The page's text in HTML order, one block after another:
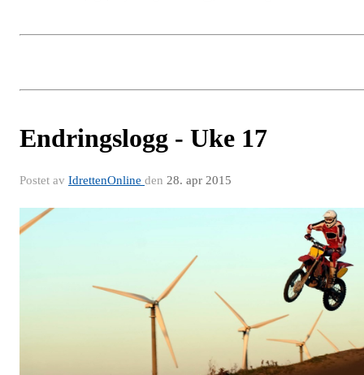
Endringslogg - Uke 17
Postet av IdrettenOnline den 28. apr 2015